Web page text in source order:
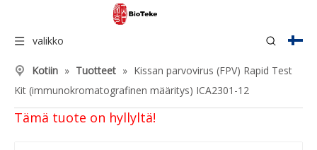
valikko
Kotiin » Tuotteet » Kissan parvovirus (FPV) Rapid Test
Kit (immunokromatografinen määritys) ICA2301-12
Tämä tuote on hyllyltä!